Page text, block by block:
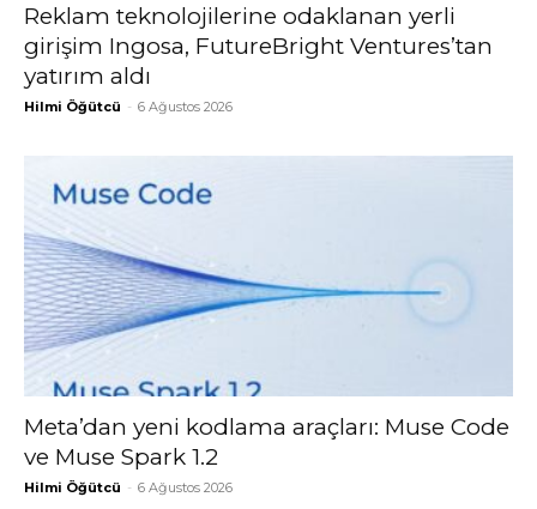
Reklam teknolojilerine odaklanan yerli
girişim Ingosa, FutureBright Ventures’tan
yatırım aldı
Hilmi Öğütcü - 6 Ağustos 2026
Meta’dan yeni kodlama araçları: Muse Code
ve Muse Spark 1.2
Hilmi Öğütcü - 6 Ağustos 2026